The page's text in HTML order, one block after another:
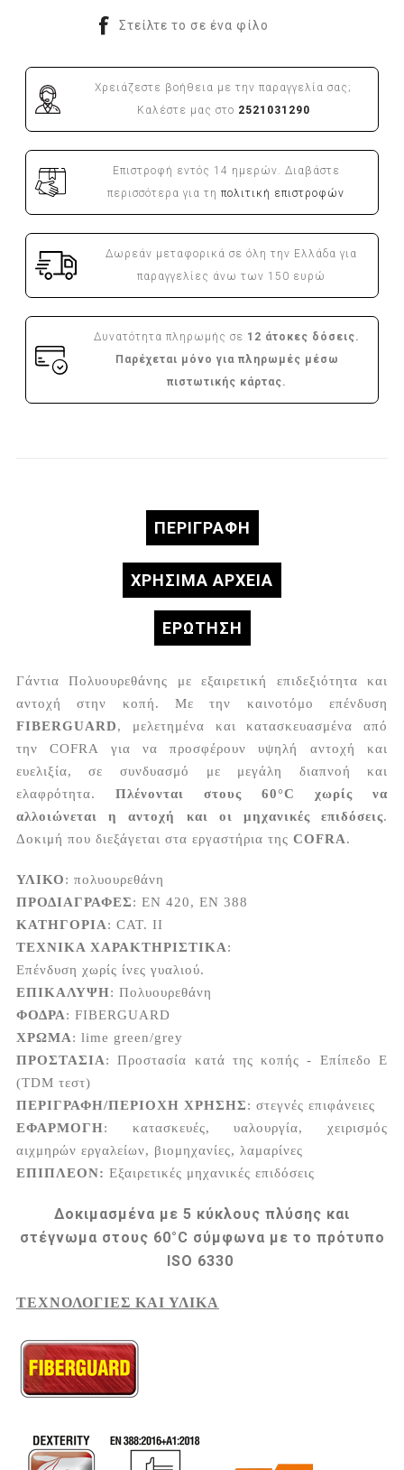
Χρειάζεστε βοήθεια με την παραγγελία σας;
Καλέστε μας στο 2521031290
Επιστροφή εντός 14 ημερών. Διαβάστε
περισσότερα για τηπολιτική επιστροφών
Δωρεάν μεταφορικά σε όλη την Ελλάδα για
παραγγελίες άνω των 150 ευρώ
Δυνατότητα πληρωμής σε 12 άτοκες δόσεις.
Παρέχεται μόνο για πληρωμές μέσω
πιστωτικής κάρτας.
ΠΕΡΙΓΡΑΦΉ
ΧΡΗΣΙΜΑ ΑΡΧΕΙΑ
ΕΡΏΤΗΣΗ
Γάντια Πολυουρεθάνης με εξαιρετική επιδεξιότητα και
αντοχή στην κοπή. Με την καινοτόμο επένδυση
FIBERGUARD, μελετημένα και κατασκευασμένα από
την COFRA για να προσφέρουν υψηλή αντοχή και
ευελιξία, σε συνδυασμό με μεγάλη διαπνοή και
ελαφρότητα. Πλένονται στους 60°C χωρίς να
αλλοιώνεται η αντοχή και οι μηχανικές επιδόσεις.
Δοκιμή που διεξάγεται στα εργαστήρια της COFRA.
ΥΛΙΚΟ: πολυουρεθάνη
ΠΡΟΔΙΑΓΡΑΦΕΣ: EN 420, EN 388
ΚΑΤΗΓΟΡΙΑ: CAT. II
ΤΕΧΝΙΚΑ ΧΑΡΑΚΤΗΡΙΣΤΙΚΑ:
Επένδυση χωρίς ίνες γυαλιού.
ΕΠΙΚΑΛΥΨΗ: Πολυουρεθάνη
ΦΟΔΡΑ: FIBERGUARD
ΧΡΩΜΑ: lime green/grey
ΠΡΟΣΤΑΣΙΑ: Προστασία κατά της κοπής - Επίπεδο E
(TDM τεστ)
ΠΕΡΙΓΡΑΦΗ/ΠΕΡΙΟΧΗ ΧΡΗΣΗΣ: στεγνές επιφάνειες
ΕΦΑΡΜΟΓΗ: κατασκευές, υαλουργία, χειρισμός
αιχμηρών εργαλείων, βιομηχανίες, λαμαρίνες
ΕΠΙΠΛΕΟΝ: Εξαιρετικές μηχανικές επιδόσεις
Δοκιμασμένα με 5 κύκλους πλύσης και
στέγνωμα στους 60°C σύμφωνα με το πρότυπο
ISO 6330
ΤΕΧΝΟΛΟΓΙΕΣ ΚΑΙ ΥΛΙΚΑ